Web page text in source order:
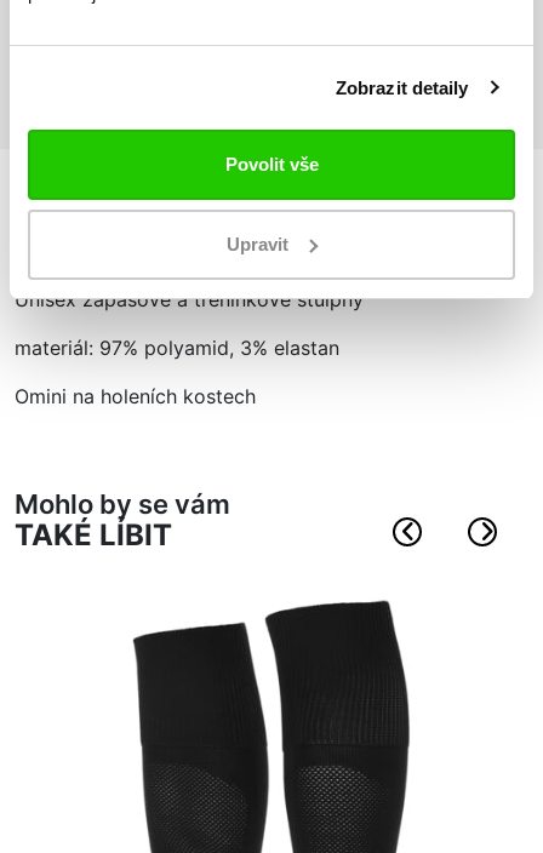
Zobrazit detaily
Povolit vše
Upravit
Vrácení zboží
Podrobnostio produktu
Unisex zápasové a tréninkové štulpny
materiál: 97% polyamid, 3% elastan
Omini na holeních kostech
Mohlo by se vám
TAKÉ LÍBIT